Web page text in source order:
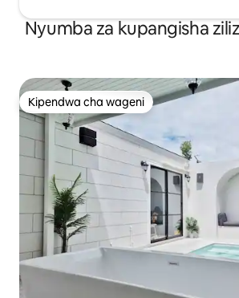
Nyumba za kupangisha
Kipendwa cha wageni
Kipendwa cha wageni